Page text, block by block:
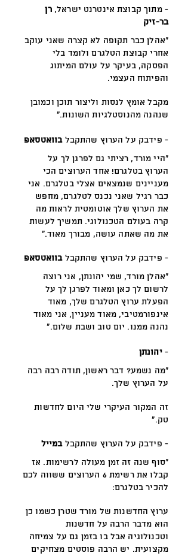
- מתוך קבוצת אינטרנט ישראל,רן
בר-זיק
״אהלן כבר תקופה לא קצרה שאני עוקב
אחרי קבוצת הטלגרם ולומד בלי
הפסקה, בעיקר על עולם המיתוג
והפיתוח העצמי.
מקבל אומץ לנסות וליצור תוכן וכמובן
שנהנה מהנוסטלגיות השונות."
- פידבק על הערוץ שהתקבלבוואטסאפ
"היי מורד, רציתי גם לפרגן לך על
הערוץ בטלגרם! אחד הערוצים הכי
מעניינים שנמצאים אצלי בטלגרם. אני
כבר רגיל שאני נכנס לטלגרם, מחפש
את הערוץ שלך אוטומטית לראות מה
קרה בעולם הטכנולוגי. תמשיך לעשות
את מה שאתה עושה, מבורך מאוד."
- פידבק על הערוץ שהתקבלבוואטסאפ
"אהלן מורד, שמי יהונתן, אני רוצה
לרשום לך כאן ומאוד לפרגן לך על
הפעלת ערוץ הטלגרם שלך, מאוד
אינפורמטיבי, מאוד מעניין, אני מאוד
נהנה ממנו. יום טוב ושבת שלום."
-יהונתן
"מה נשמע? דבר ראשון, תודה רבה רבה
על הערוץ שלך.
זה המקור העיקרי שלי היום לחדשות
טק."
- פידבק על הערוץ שהתקבלבמייל
״סוף שנה זה זמן מעולה לרשימות. אז
קבלו את רשימת 6 הערוצים ששווה לכם
להכיר בטלגרם:
ערוץ החדשנות של מורד שטרן כשמו כן
הוא מדבר הרבה על חדשנות
וטכנולוגיה אבל בו בזמן גם על צמיחה
מקצועית. יש הרבה פוסטים מצחיקים